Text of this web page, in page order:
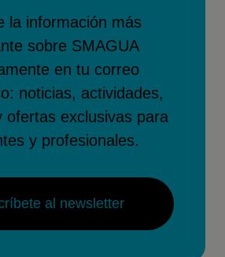
la información más
sobre SMAGUA
en tu correo
noticias, actividades,
ofertas exclusivas para
y profesionales.
al newsletter